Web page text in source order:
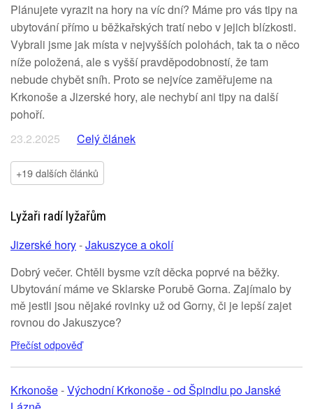
Plánujete vyrazit na hory na víc dní? Máme pro vás tipy na
ubytování přímo u běžkařských tratí nebo v jejich blízkosti.
Vybrali jsme jak místa v nejvyšších polohách, tak ta o něco
níže položená, ale s vyšší pravděpodobností, že tam
nebude chybět sníh. Proto se nejvíce zaměřujeme na
Krkonoše a Jizerské hory, ale nechybí ani tipy na další
pohoří.
23.2.2025
Celý článek
+19 dalších článků
Lyžaři radí lyžařům
Jizerské hory-Jakuszyce a okolí
Dobrý večer. Chtěli bysme vzít děcka poprvé na běžky.
Ubytování máme ve Sklarske Porubě Gorna. Zajímalo by
mě jestli jsou nějaké rovinky už od Gorny, či je lepší zajet
rovnou do Jakuszyce?
Přečíst odpověď
Krkonoše-Východní Krkonoše - od Špindlu po Janské